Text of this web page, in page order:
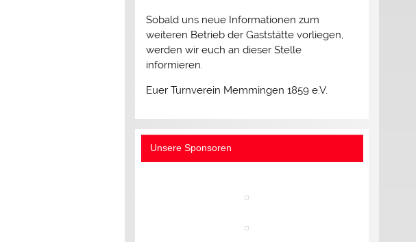
Sobald uns neue Informationen zum
weiteren Betrieb der Gaststätte vorliegen,
werden wir euch an dieser Stelle
informieren.
Euer Turnverein Memmingen 1859 e.V.
Unsere Sponsoren